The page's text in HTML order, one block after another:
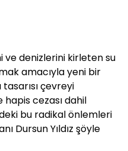
ve denizlerini kirleten su
amacıyla yeni bir
tasarısı çevreyi
cezası dahil
bu radikal önlemleri
Dursun Yıldız şöyle